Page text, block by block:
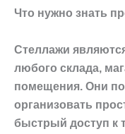
Что нужно знать
Стеллажи
любого склада,
помещения. Они
организовать
быстрый доступ к